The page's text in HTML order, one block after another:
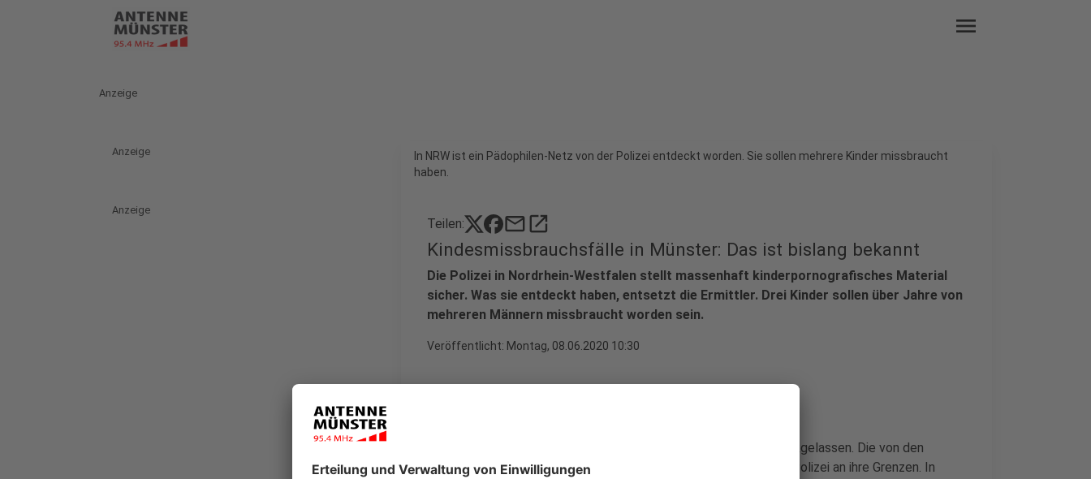
menu
Anzeige
Anzeige
Anzeige
In NRW ist ein Pädophilen-Netz von der Polizei entdeckt worden. Sie sollen mehrere Kinder missbraucht
haben.
Teilen: mailopen_in_new
Kindesmissbrauchsfälle in Münster: Das ist bislang bekannt
Die Polizei in Nordrhein-Westfalen stellt massenhaft kinderpornografisches Material
sicher. Was sie entdeckt haben, entsetzt die Ermittler. Drei Kinder sollen über Jahre von
mehreren Männern missbraucht worden sein.
Veröffentlicht: Montag, 08.06.2020 10:30
Die schockierenden Taten haben die Ermittler fassungslos zurückgelassen. Die von den
Verdächtigen benutzte hochprofessionelle Technik brachte die Polizei an ihre Grenzen. In